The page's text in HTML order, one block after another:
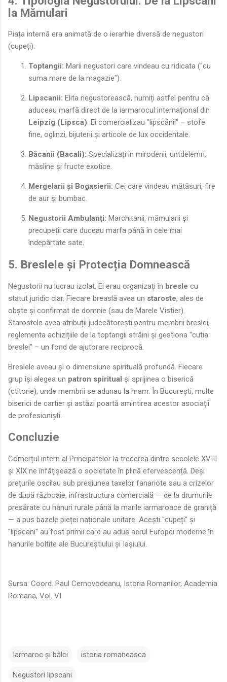
la Mămulari
Piața internă era animată de o ierarhie diversă de negustori
(cupeți):
Toptangii: Marii negustori care vindeau cu ridicata ("cu
suma mare de la magazie").
Lipscanii: Elita negustorească, numiți astfel pentru că
aduceau marfă direct de la iarmarocul internațional din
Leipzig (Lipsca). Ei comercializau "lipscănii" – stofe
fine, oglinzi, bijuterii și articole de lux occidentale.
Băcanii (Bacali): Specializați în mirodenii, untdelemn,
măsline și fructe exotice.
Mergelarii și Bogasierii: Cei care vindeau mătăsuri, fire
de aur și bumbac.
Negustorii Ambulanți: Marchitanii, mămularii și
precupeții care duceau marfa până în cele mai
îndepărtate sate.
5. Breslele și Protecția Domnească
Negustorii nu lucrau izolat. Ei erau organizați în bresle cu
statut juridic clar. Fiecare breaslă avea un staroste, ales de
obște și confirmat de domnie (sau de Marele Vistier).
Starostele avea atribuții judecătorești pentru membrii breslei,
reglementa achizițiile de la toptangii străini și gestiona "cutia
breslei" – un fond de ajutorare reciprocă.
Breslele aveau și o dimensiune spirituală profundă. Fiecare
grup își alegea un patron spiritual și sprijinea o biserică
(ctitorie), unde membrii se adunau la hram. În București, multe
biserici de cartier și astăzi poartă amintirea acestor asociații
de profesioniști.
Concluzie
Comerțul intern al Principatelor la trecerea dintre secolele XVIII
și XIX ne înfățișează o societate în plină efervescență. Deși
prețurile oscilau sub presiunea taxelor fanariote sau a crizelor
de după războaie, infrastructura comercială — de la drumurile
presărate cu hanuri rurale până la marile iarmaroace de graniță
— a pus bazele pieței naționale unitare. Acești "cupeți" și
"lipscani" au fost primii care au adus aerul Europei moderne în
hanurile boltite ale Bucureștiului și Iașiului.
Sursa: Coord. Paul Cernovodeanu, Istoria Romanilor, Academia
Romana, Vol. VI
Iarmaroc și bâlci istoria romaneasca
Negustori lipscani